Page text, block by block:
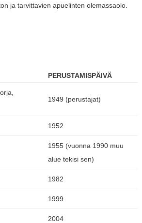
ja tarvittavien apuelinten olemassaolo.
PERUSTAMISPÄIVÄ
1949 (perustajat)
1952
1955 (vuonna 1990 muu
alue tekisi sen)
1982
1999
2004